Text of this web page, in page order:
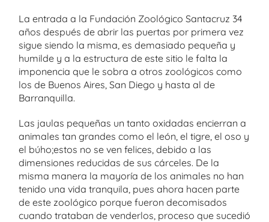
La entrada a la Fundación Zoológico Santacruz 34
años después de abrir las puertas por primera vez
sigue siendo la misma, es demasiado pequeña y
humilde y a la estructura de este sitio le falta la
imponencia que le sobra a otros zoológicos como
los de Buenos Aires, San Diego y hasta al de
Barranquilla.
Las jaulas pequeñas un tanto oxidadas encierran a
animales tan grandes como el león, el tigre, el oso y
el búho;estos no se ven felices, debido a las
dimensiones reducidas de sus cárceles. De la
misma manera la mayoría de los animales no han
tenido una vida tranquila, pues ahora hacen parte
de este zoológico porque fueron decomisados
cuando trataban de venderlos, proceso que sucedió